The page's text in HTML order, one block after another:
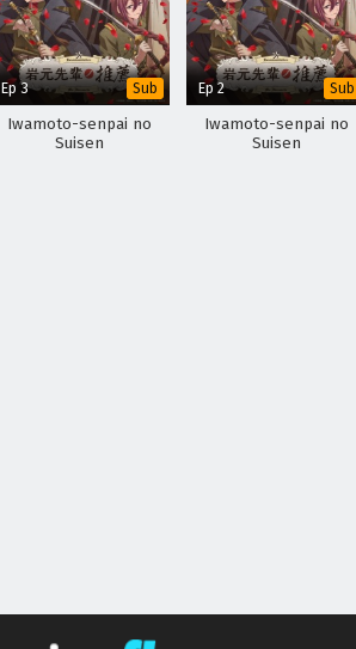
Ep 3 Sub
Iwamoto-senpai no
Suisen
Ep 2 Sub
Iwamoto-senpai no
Suisen